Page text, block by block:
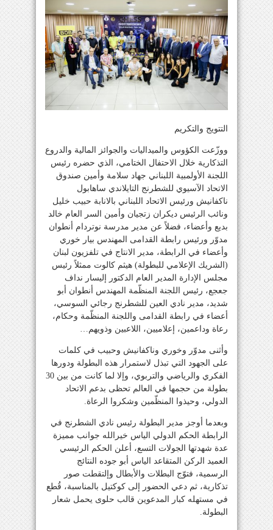
التتويج والتكريم
ووزّعت الكؤوس والميداليات والجوائز المالية والدروع
التذكارية خلال الاحتفال الختامي، الذي حضره رئيس
اللجنة الأولمبية اللبناني جهاد سلامة وأمين صندوق
الاتحاد الآسيوي للشطرنج التايلاندي ساهابول
ناكفانيش ورئيس الاتحاد اللبناني بالانابة حبيب خليل
ونائب الرئيس ديكران زتجيان وأمين السر العام خالد
بديع وأعضاء، فضلاً عن مدير مدرسة نوتردام أنطوان
مدوّر ورئيس رابطة القدامى المهندس بيار خوري
وأعضاء في الرابطة، مدير الانتاج في تلفزيون لبنان
(الشريك الإعلامي للبطولة) هيثم كالوت ممثلاً رئيس
مجلس الإدارة المدير العام الدكتور إليسار نداف
جعجع، رئيس اللجنة المنظّمة المهندس أنطوان أبو
شديد، مدير نادي العين للشطرنج رجائي السوسي،
أعضاء في رابطة القدامى واللجنة المنظّمة وحكام،
رعاة وداعمين، إعلاميين، اللاعبين وذويهم…
وأثنى مدوّر وخوري وناكفانيش وحبيب في كلمات
على الجهود التي تبذل لاستمرار هذه البطولة ودورها
الفكري والرياضي والتربوي، وإلا لما كانت من بين 30
بطولة من حجمها في العالم تحظى بدعم الاتحاد
الدولي، وحيذوا المنظّمين وشكروا الرعاة.
وبعدما أوجز مدير البطولة رئيس نادي الشطرنج في
الرابطة الحكم الدولي الياس خيرالله جوانب مميزة
عدة شهدتها الجولات التسع، أعلن الحكم الرئيسي
العميد الركن المتقاعد الياس أبو جوده النتائج
الرسمية، فتوّج البطلات والأبطال وإلتقطت صور
تذكارية، ثم دعي الحضور إلى كوكتيل بالمناسبة، قُطع
في مستهله كبار المدعوين قالب حلوى يحمل شعار
البطولة.